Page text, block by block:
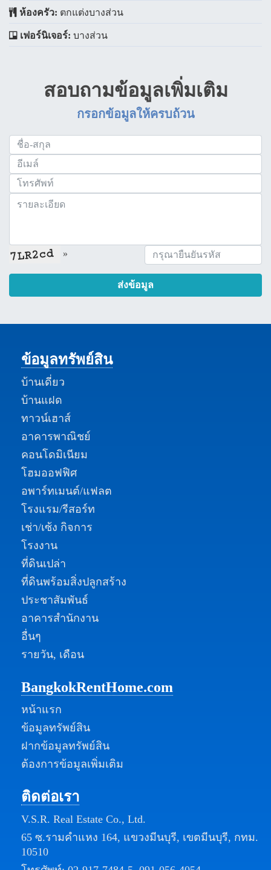
ห้องครัว: ตกแต่งบางส่วน
เฟอร์นิเจอร์: บางส่วน
สอบถามข้อมูลเพิ่มเติม
กรอกข้อมูลให้ครบถ้วน
»
ส่งข้อมูล
ข้อมูลทรัพย์สิน
บ้านเดี่ยว
บ้านแฝด
ทาวน์เฮาส์
อาคารพาณิชย์
คอนโดมิเนียม
โฮมออฟฟิศ
อพาร์ทเมนต์/แฟลต
โรงแรม/รีสอร์ท
เช่า/เซ้ง กิจการ
โรงงาน
ที่ดินเปล่า
ที่ดินพร้อมสิ่งปลูกสร้าง
ประชาสัมพันธ์
อาคารสำนักงาน
อื่นๆ
รายวัน, เดือน
BangkokRentHome.com
หน้าแรก
ข้อมูลทรัพย์สิน
ฝากข้อมูลทรัพย์สิน
ต้องการข้อมูลเพิ่มเติม
ติดต่อเรา
V.S.R. Real Estate Co., Ltd.
65 ซ.รามคำแหง 164, แขวงมีนบุรี, เขตมีนบุรี, กทม.
10510